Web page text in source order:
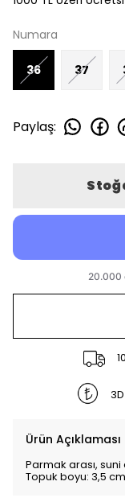
Numara
36 37
Paylaş:
Ürün Açıklaması
Parmak arası,
Topuk boyu: 3,5 cm